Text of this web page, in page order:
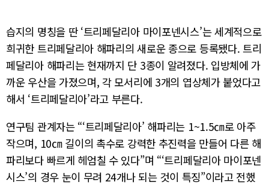
습지의 명칭을 딴 ‘트리페달리아 마이포넨시스’는 세계적으로
희귀한 트리페달리아 해파리의 새로운 종으로 등록됐다. 트리
페달리아 해파리는 현재까지 단 3종이 알려졌다. 입방체에 가
까운 우산을 가졌으며, 각 모서리에 3개의 엽상체가 붙었다고
해서 ‘트리페달리아’라고 부른다.
연구팀 관계자는 “‘트리페달리아’ 해파리는 1~1.5㎝로 아주
작으며, 10㎝ 길이의 촉수로 강력한 추진력을 만들어 다른 해
파리보다 빠르게 헤엄칠 수 있다”며 “‘트리페달리아 마이포넨
시스’의 경우 눈이 무려 24개나 되는 것이 특징”이라고 전했